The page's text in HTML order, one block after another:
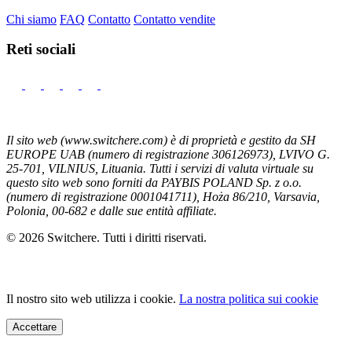
Chi siamo FAQ Contatto Contatto vendite
Reti sociali
Il sito web (www.switchere.com) è di proprietà e gestito da SH
EUROPE UAB (numero di registrazione 306126973), LVIVO G.
25-701, VILNIUS, Lituania. Tutti i servizi di valuta virtuale su
questo sito web sono forniti da PAYBIS POLAND Sp. z o.o.
(numero di registrazione 0001041711), Hoża 86/210, Varsavia,
Polonia, 00-682 e dalle sue entità affiliate.
© 2026 Switchere. Tutti i diritti riservati.
Il nostro sito web utilizza i cookie. La nostra politica sui cookie
Accettare